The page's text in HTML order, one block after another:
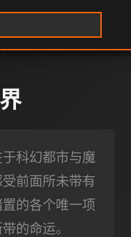
科幻都市与魔
前面所未带有
的各个唯一项
的命运。